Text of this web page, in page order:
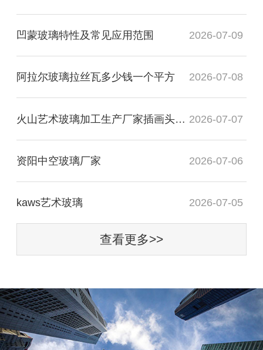
凹蒙玻璃特性及常见应用范围 2026-07-09
阿拉尔玻璃拉丝瓦多少钱一个平方 2026-07-08
火山艺术玻璃加工生产厂家插画头像图 2026-07-07
资阳中空玻璃厂家 2026-07-06
kaws艺术玻璃 2026-07-05
查看更多>>